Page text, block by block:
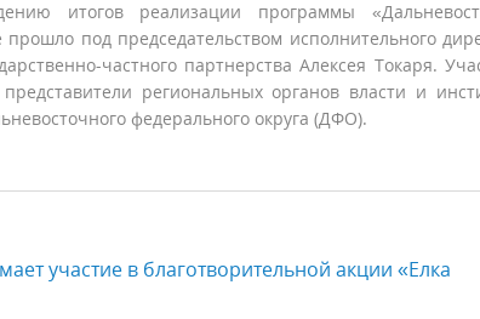
итогов реализации программы
под председательством исполнительного
частного партнерства Алексея Токаря.
региональных органов власти и
федерального округа (ДФО).
участие в благотворительной акции «Елка